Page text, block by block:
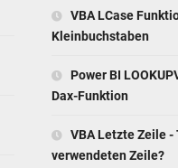
VBA LCase
Kleinbuchstaben
Power BI
Dax-Funktion
VBA Letzte Zeile -
verwendeten Zeile?